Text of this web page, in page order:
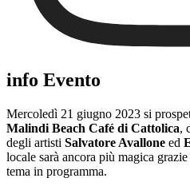
info Evento
Mercoledì 21 giugno 2023 si
Malindi Beach Café di Cattolica,
degli artisti Salvatore Avallone ed
locale sarà ancora più magica
tema in programma.